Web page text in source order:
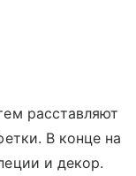
расставляют
В конце на
и декор.